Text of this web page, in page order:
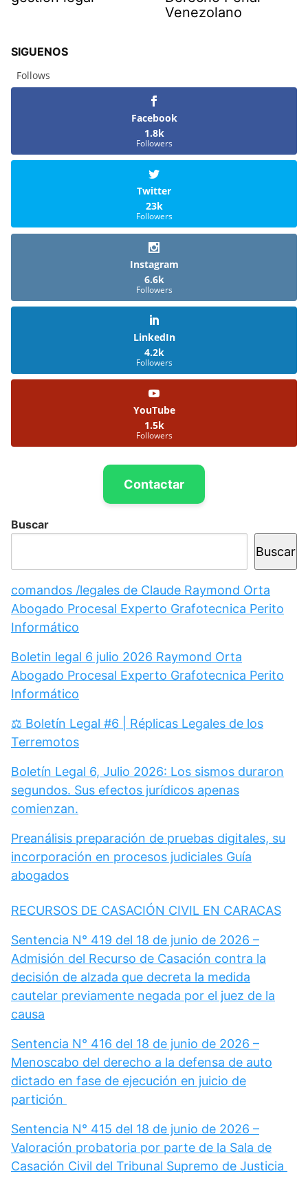
Venezolano
SIGUENOS
Follows
Facebook
1.8k
Followers
Twitter
23k
Followers
Instagram
6.6k
Followers
LinkedIn
4.2k
Followers
YouTube
1.5k
Followers
Contactar
Buscar
Buscar
comandos /legales de Claude Raymond Orta
Abogado Procesal Experto Grafotecnica Perito
Informático
Boletin legal 6 julio 2026 Raymond Orta
Abogado Procesal Experto Grafotecnica Perito
Informático
⚖️ Boletín Legal #6 | Réplicas Legales de los
Terremotos
Boletín Legal 6, Julio 2026: Los sismos duraron
segundos. Sus efectos jurídicos apenas
comienzan.
Preanálisis preparación de pruebas digitales, su
incorporación en procesos judiciales Guía
abogados
RECURSOS DE CASACIÓN CIVIL EN CARACAS
Sentencia N° 419 del 18 de junio de 2026 –
Admisión del Recurso de Casación contra la
decisión de alzada que decreta la medida
cautelar previamente negada por el juez de la
causa
Sentencia N° 416 del 18 de junio de 2026 –
Menoscabo del derecho a la defensa de auto
dictado en fase de ejecución en juicio de
partición
Sentencia N° 415 del 18 de junio de 2026 –
Valoración probatoria por parte de la Sala de
Casación Civil del Tribunal Supremo de Justicia